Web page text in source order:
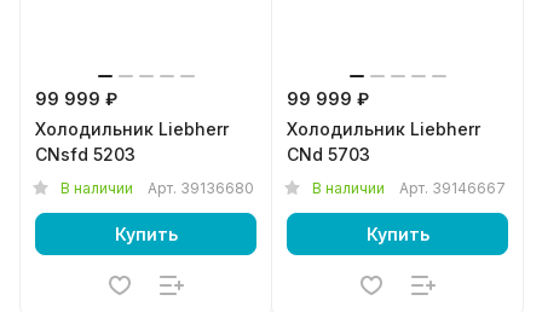
99 999 ₽
Холодильник Liebherr
CNsfd 5203
В наличии Арт. 39136680
Купить
99 999 ₽
Холодильник Liebherr
CNd 5703
В наличии Арт. 39146667
Купить